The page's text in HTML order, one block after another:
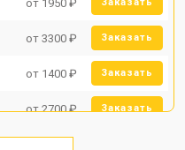
от 1950 ₽
от 3300 ₽ Заказать
от 1400 ₽ Заказать
от 2700 ₽ Заказать